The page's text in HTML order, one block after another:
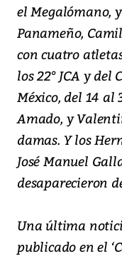
el Megalómano,
Panameño,
con cuatro
los 22° JCA y del
México, del 14 al
Amado, y
damas. Y los
José Manuel
desaparecieron
Una última
publicado en el